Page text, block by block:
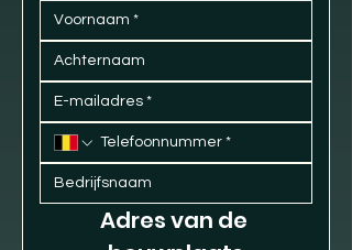
Adres van de